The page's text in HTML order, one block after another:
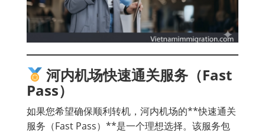
河内机场快速通关服务（Fast
Pass）
如果您希望确保顺利转机，河内机场的**快速通关
服务（Fast Pass）**是一个理想选择。该服务包